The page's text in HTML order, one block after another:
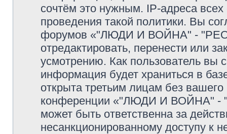
сочтём это нужным. IP-адреса
проведения такой политики. Вы
форумов «"ЛЮДИ И ВОЙНА" -
отредактировать, перенести или
усмотрению. Как пользователь вы
информация будет храниться в
открыта третьим лицам без
конференции «"ЛЮДИ И ВОЙНА" -
может быть ответственна за
несанкционированному доступу к